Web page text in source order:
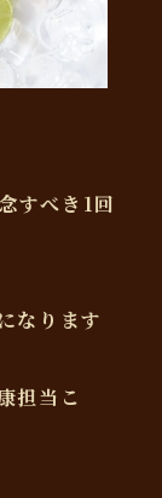
すべき1回
なります
担当こ